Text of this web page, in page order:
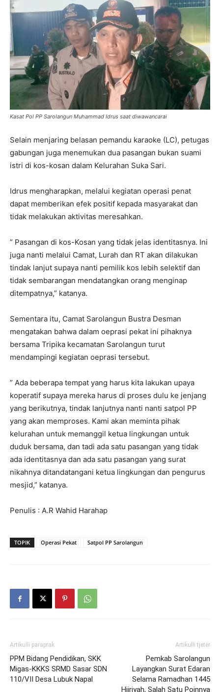
Kasat Pol PP Sarolangun Muhammad Idrus saat diwawancarai
Selain menjaring belasan pemandu karaoke (LC), petugas
gabungan juga menemukan dua pasangan bukan suami
istri di kos-kosan dalam Kelurahan Suka Sari.
Idrus mengharapkan, melalui kegiatan operasi penat
dapat memberikan efek positif kepada masyarakat dan
tidak melakukan aktivitas meresahkan.
” Pasangan di kos-Kosan yang tidak jelas identitasnya. Ini
juga nanti melalui Camat, Lurah dan RT akan dilakukan
tindak lanjut supaya nanti pemilik kos lebih selektif dan
tidak sembarangan mendatangkan orang menginap
ditempatnya,” katanya.
Sementara itu, Camat Sarolangun Bustra Desman
mengatakan bahwa dalam oeprasi pekat ini pihaknya
bersama Tripika kecamatan Sarolangun turut
mendampingi kegiatan oeprasi tersebut.
” Ada beberapa tempat yang harus kita lakukan upaya
koperatif supaya mereka harus di proses dulu ke jenjang
yang berikutnya, tindak lanjutnya nanti nanti satpol PP
yang akan memproses. Kami akan meminta pihak
kelurahan untuk memanggil ketua lingkungan untuk
duduk bersama, dan tadi ada satu pasangan yang tidak
ada identitasnya dan ada satu pasangan yang surat
nikahnya ditandatangani ketua lingkungan dan pengurus
mesjid,” katanya.
Penulis : A.R Wahid Harahap
TOPIK Operasi Pekat Satpol PP Sarolangun
Artikulli paraprak
PPM Bidang Pendidikan, SKK
Migas-KKKS SRMD Sasar SDN
110/VII Desa Lubuk Napal
Artikulli tjetër
Pemkab Sarolangun
Layangkan Surat Edaran
Selama Ramadhan 1445
Hijriyah, Salah Satu Poinnya